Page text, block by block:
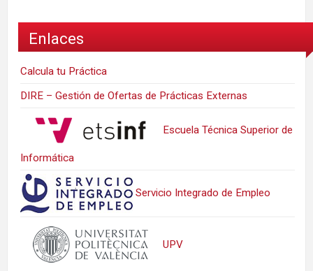
Enlaces
Calcula tu Práctica
DIRE – Gestión de Ofertas de Prácticas Externas
Escuela Técnica Superior de
Informática
Servicio Integrado de Empleo
UPV